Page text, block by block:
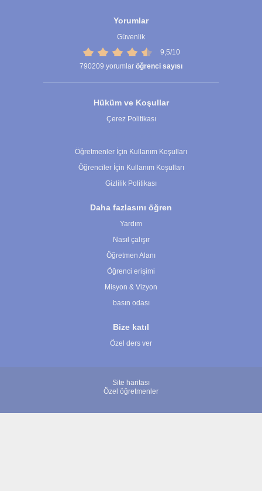
Yorumlar
Güvenlik
9,5/10
790209 yorumlar öğrenci sayısı
Hüküm ve Koşullar
Çerez Politikası
Öğretmenler İçin Kullanım Koşulları
Öğrenciler İçin Kullanım Koşulları
Gizlilik Politikası
Daha fazlasını öğren
Yardım
Nasıl çalışır
Öğretmen Alanı
Öğrenci erişimi
Misyon & Vizyon
basın odası
Bize katıl
Özel ders ver
Site haritası
Özel öğretmenler